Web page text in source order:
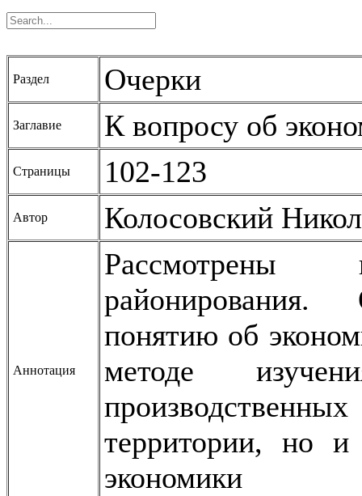
Раздел Очерки
Заглавие К вопросу об
Страницы 102-123
Автор Колосовский
Аннотация
Рассмотрены
понятию об
ме­тоде
территории, но и
экономики